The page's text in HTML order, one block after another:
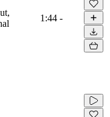
1:44 -